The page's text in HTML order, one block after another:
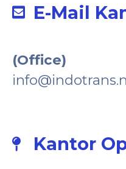
E-Mail
(Office)
Kantor